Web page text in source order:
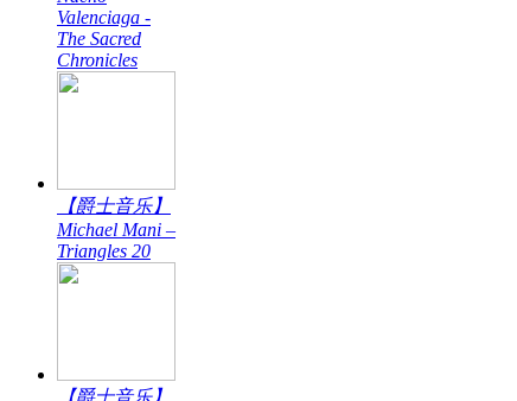
Valenciaga -
The Sacred
Chronicles
【爵士音乐】
Michael Mani –
Triangles 20
【爵士音乐】